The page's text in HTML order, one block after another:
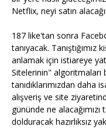
Netflix, neyi satın
187 like'tan sonra
tanıyacak. Tanıştığımız
anlamak için istiareye
Sitelerinin" algoritmaları
tanıdıklarımızdan daha
alışveriş ve site
gününde ne
dolduracak hazırlıksız